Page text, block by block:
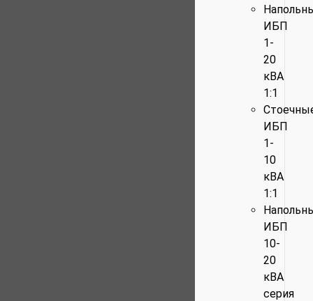
ИБП
1-
20
кВА
1:1
ИБП
1-
10
кВА
1:1
ИБП
10-
20
кВА
серия